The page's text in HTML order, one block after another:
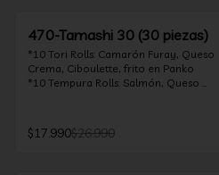
470-Tamashi 30 (30 piezas)
*10 Tori Rolls: Camarón Furay, Queso
Crema, Ciboulette, frito en Panko
*10 Tempura Rolls: Salmón, Queso
furay, queso crema y cebollín, envuelto
en salmón y bañado en salsa
$17.990$26.990